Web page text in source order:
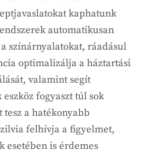
kaphatunk
automatikusan
színárnyalatokat, ráadásul
optimalizálja a háztartási
valamint segít
fogyaszt túl sok
tesz a hatékonyabb
felhívja a figyelmet,
esetében is érdemes